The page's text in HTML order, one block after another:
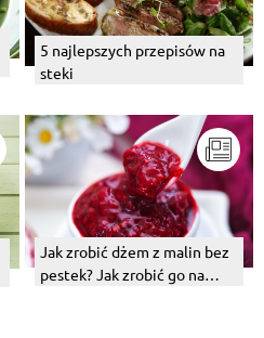
5 najlepszych przepisów na
steki
Jak zrobić dżem z malin bez
pestek? Jak zrobić go na